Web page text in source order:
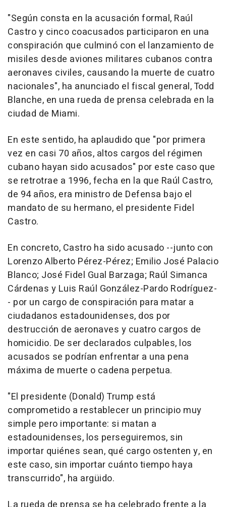
"Según consta en la acusación formal, Raúl
Castro y cinco coacusados participaron en una
conspiración que culminó con el lanzamiento de
misiles desde aviones militares cubanos contra
aeronaves civiles, causando la muerte de cuatro
nacionales", ha anunciado el fiscal general, Todd
Blanche, en una rueda de prensa celebrada en la
ciudad de Miami.
En este sentido, ha aplaudido que "por primera
vez en casi 70 años, altos cargos del régimen
cubano hayan sido acusados" por este caso que
se retrotrae a 1996, fecha en la que Raúl Castro,
de 94 años, era ministro de Defensa bajo el
mandato de su hermano, el presidente Fidel
Castro.
En concreto, Castro ha sido acusado --junto con
Lorenzo Alberto Pérez-Pérez; Emilio José Palacio
Blanco; José Fidel Gual Barzaga; Raúl Simanca
Cárdenas y Luis Raúl González-Pardo Rodríguez-
- por un cargo de conspiración para matar a
ciudadanos estadounidenses, dos por
destrucción de aeronaves y cuatro cargos de
homicidio. De ser declarados culpables, los
acusados se podrían enfrentar a una pena
máxima de muerte o cadena perpetua.
"El presidente (Donald) Trump está
comprometido a restablecer un principio muy
simple pero importante: si matan a
estadounidenses, los perseguiremos, sin
importar quiénes sean, qué cargo ostenten y, en
este caso, sin importar cuánto tiempo haya
transcurrido", ha argüido.